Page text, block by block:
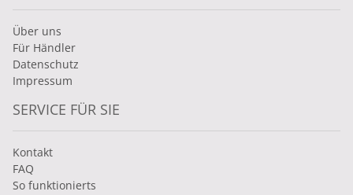
Über uns
Für Händler
Datenschutz
Impressum
SERVICE FÜR SIE
Kontakt
FAQ
So funktionierts